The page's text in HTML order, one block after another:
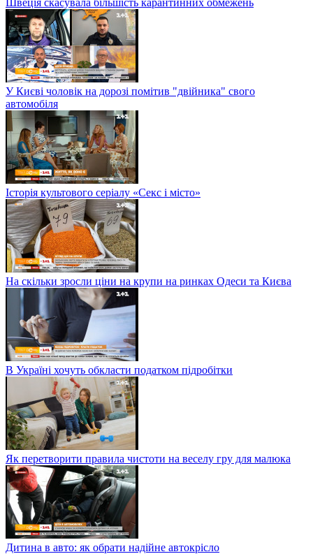
У Києві чоловік на дорозі помітив "двійника" свого
автомобіля
Історія культового серіалу «Секс і місто»
На скільки зросли ціни на крупи на ринках Одеси та Києва
В Україні хочуть обкласти податком підробітки
Як перетворити правила чистоти на веселу гру для малюка
Дитина в авто: як обрати надійне автокрісло